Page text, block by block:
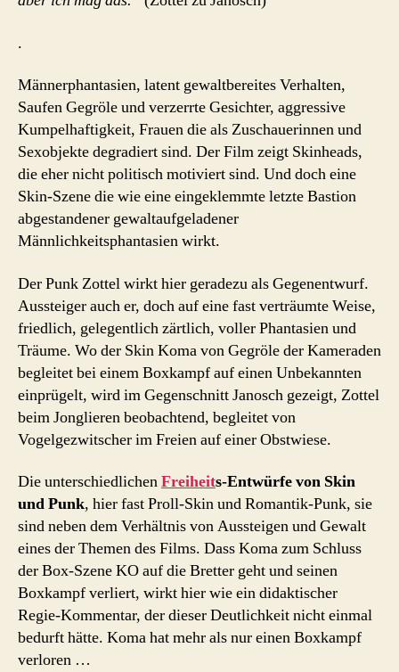
.
Männerphantasien, latent gewaltbereites Verhalten,
Saufen Gegröle und verzerrte Gesichter, aggressive
Kumpelhaftigkeit, Frauen die als Zuschauerinnen und
Sexobjekte degradiert sind. Der Film zeigt Skinheads,
die eher nicht politisch motiviert sind. Und doch eine
Skin-Szene die wie eine eingeklemmte letzte Bastion
abgestandener gewaltaufgeladener
Männlichkeitsphantasien wirkt.
Der Punk Zottel wirkt hier geradezu als Gegenentwurf.
Aussteiger auch er, doch auf eine fast verträumte Weise,
friedlich, gelegentlich zärtlich, voller Phantasien und
Träume. Wo der Skin Koma von Gegröle der Kameraden
begleitet bei einem Boxkampf auf einen Unbekannten
einprügelt, wird im Gegenschnitt Janosch gezeigt, Zottel
beim Jonglieren beobachtend, begleitet von
Vogelgezwitscher im Freien auf einer Obstwiese.
Die unterschiedlichenFreiheits-Entwürfe von Skin
und Punk, hier fast Proll-Skin und Romantik-Punk, sie
sind neben dem Verhältnis von Aussteigen und Gewalt
eines der Themen des Films. Dass Koma zum Schluss
der Box-Szene KO auf die Bretter geht und seinen
Boxkampf verliert, wirkt hier wie ein didaktischer
Regie-Kommentar, der dieser Deutlichkeit nicht einmal
bedurft hätte. Koma hat mehr als nur einen Boxkampf
verloren …